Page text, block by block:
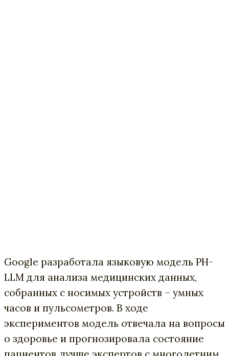
Google разработала языковую модель PH-
LLM для анализа медицинских данных,
собранных с носимых устройств – умных
часов и пульсометров. В ходе
экспериментов модель отвечала на вопросы
о здоровье и прогнозировала состояние